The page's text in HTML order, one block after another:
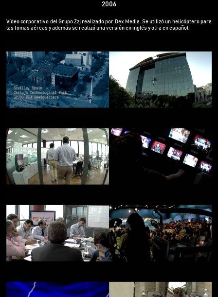
2006
Vídeo corporativo del Grupo Zzj realizado por Dex Media. Se utilizó un helicóptero para
las tomas aéreas y además se realizó una versión en inglés y otra en español.